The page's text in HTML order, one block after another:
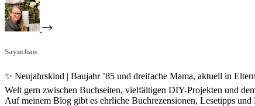
Sayuchan
✨ Neujahrskind | Baujahr ’85 und dreifache Mama, aktuell in
Welt gern zwischen Buchseiten, vielfältigen DIY-Projekten und
Auf meinem Blog gibt es ehrliche Buchrezensionen, Lesetipps und